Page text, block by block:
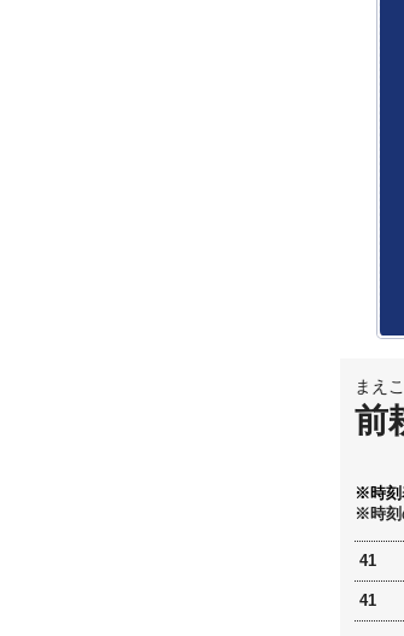
まえ
前
※時刻
※時刻
41
41